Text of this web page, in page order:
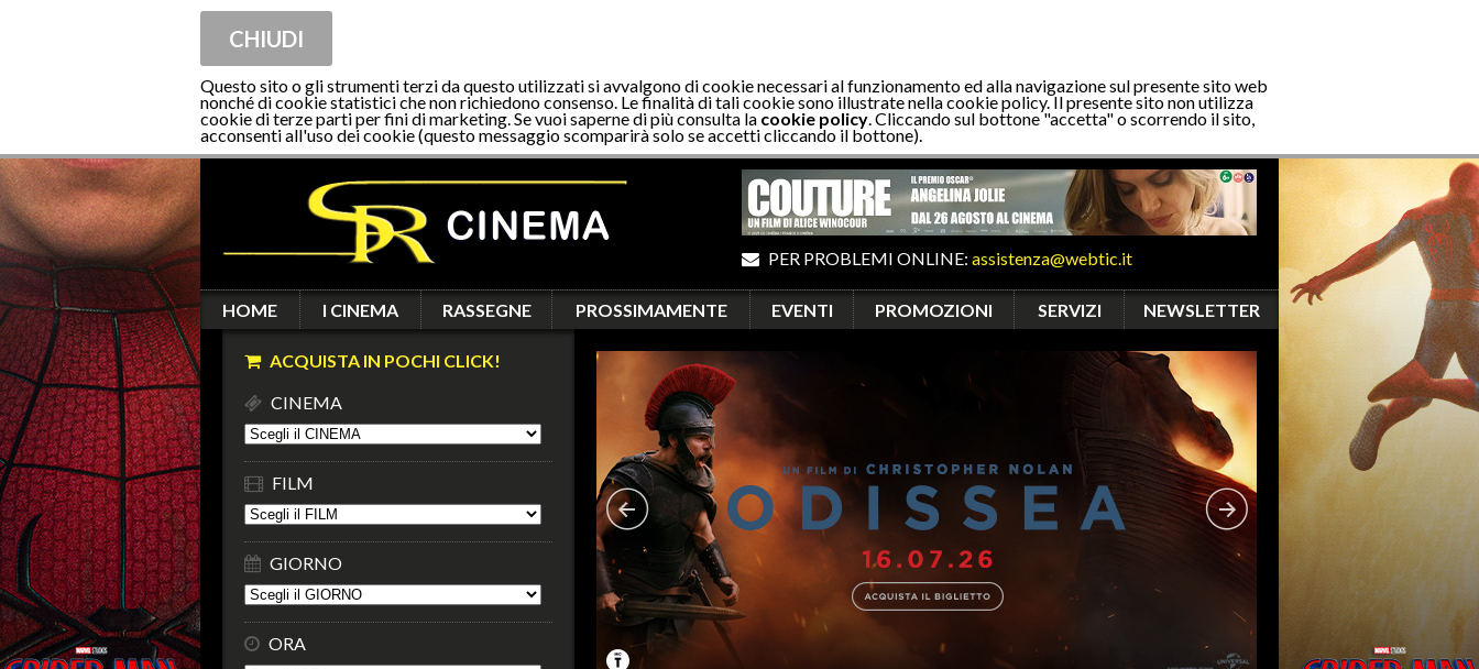
CHIUDI
Questo sito o gli strumenti terzi da questo utilizzati si avvalgono di cookie necessari al funzionamento ed alla navigazione sul presente sito web
nonché di cookie statistici che non richiedono consenso. Le finalità di tali cookie sono illustrate nella cookie policy. Il presente sito non utilizza
cookie di terze parti per fini di marketing. Se vuoi saperne di più consulta la cookie policy. Cliccando sul bottone "accetta" o scorrendo il sito,
acconsenti all'uso dei cookie (questo messaggio scomparirà solo se accetti cliccando il bottone).
PER PROBLEMI ONLINE: assistenza@webtic.it
HOME I CINEMA RASSEGNE PROSSIMAMENTE EVENTI PROMOZIONI SERVIZI NEWSLETTER
ACQUISTA IN POCHI CLICK!
CINEMA
FILM
GIORNO
ORA